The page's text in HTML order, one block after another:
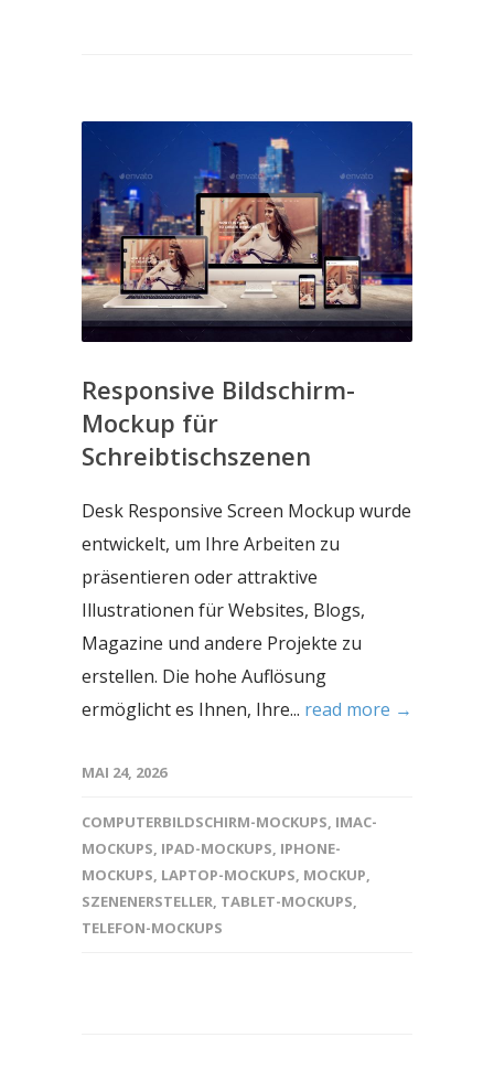
Responsive Bildschirm-
Mockup für
Schreibtischszenen
Desk Responsive Screen Mockup wurde
entwickelt, um Ihre Arbeiten zu
präsentieren oder attraktive
Illustrationen für Websites, Blogs,
Magazine und andere Projekte zu
erstellen. Die hohe Auflösung
ermöglicht es Ihnen, Ihre... read more →
MAI 24, 2026
COMPUTERBILDSCHIRM-MOCKUPS, IMAC-
MOCKUPS, IPAD-MOCKUPS, IPHONE-
MOCKUPS, LAPTOP-MOCKUPS, MOCKUP,
SZENENERSTELLER, TABLET-MOCKUPS,
TELEFON-MOCKUPS